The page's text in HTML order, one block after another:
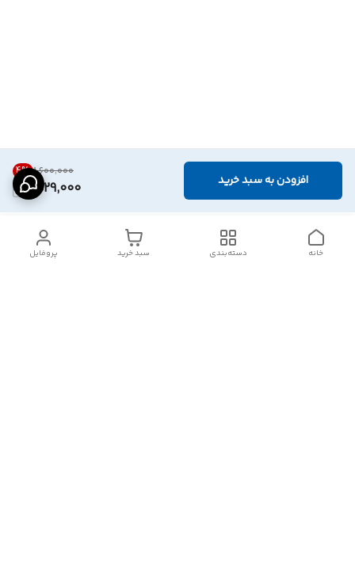
۱٬۶۰۰٬۰۰۰ 4%
1,529,000 افزودن به سبد خرید
پروفایل سبد خرید دسته‌بندی خانه